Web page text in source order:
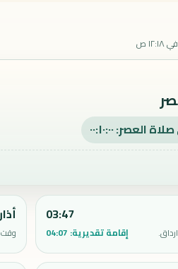
العصر: ٠٠:٠٩:٥٩
03:47
إقامة تقديرية: 04:07 وقت